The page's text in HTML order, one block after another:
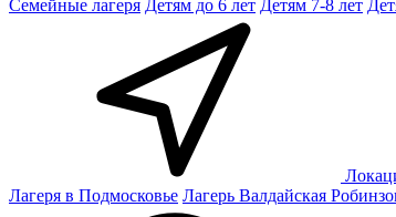
Семейные лагеря Детям до 6 лет Детям 7-8 лет
Лагеря в Подмосковье Лагерь Валдайская